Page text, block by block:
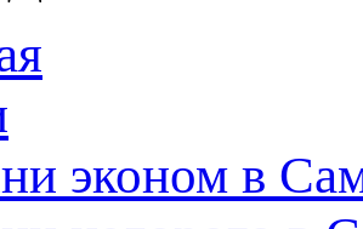
эконом в